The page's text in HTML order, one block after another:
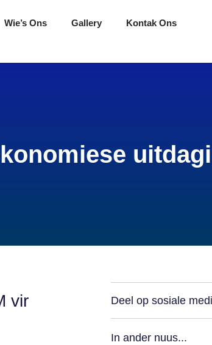
Wie’s Ons Gallery Kontak Ons
vir
Deel op sosiale
In ander nuus...